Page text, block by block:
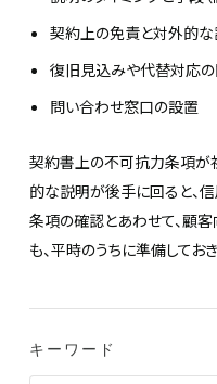
契約上の免責と対外的
復旧見込みや代替対応
問い合わせ窓口の設置
契約書上の不可抗力条項が
的な説明が後手に回ると、
条項の確認とあわせて、顧
も、平時のうちに準備しておき
キーワード